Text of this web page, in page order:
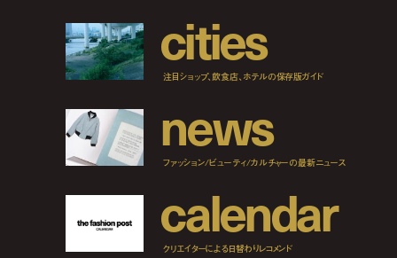
cities
注目ショップ、飲食店、ホテルの保存版ガイド
news
ファッション/ビューティ/カルチャーの最新ニュース
calendar
クリエイターによる日替わりレコメンド